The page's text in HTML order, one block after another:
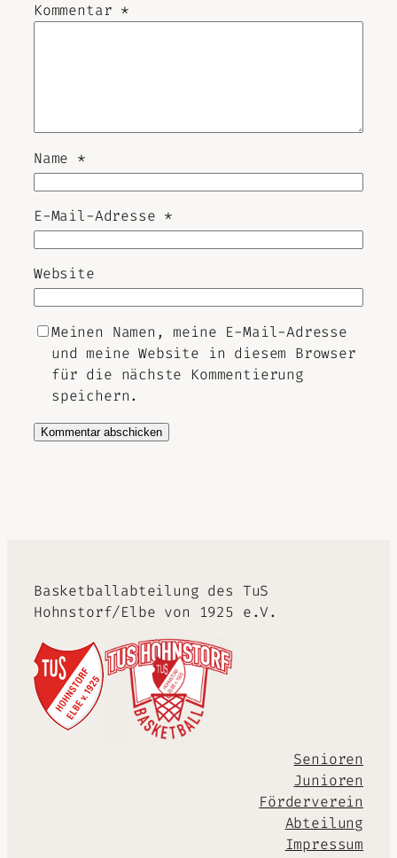
Kommentar *
Name *
E-Mail-Adresse *
Website
Meinen Namen, meine E-Mail-Adresse
und meine Website in diesem Browser
für die nächste Kommentierung
speichern.
Basketballabteilung des TuS
Hohnstorf/Elbe von 1925 e.V.
Senioren
Junioren
Förderverein
Abteilung
Impressum